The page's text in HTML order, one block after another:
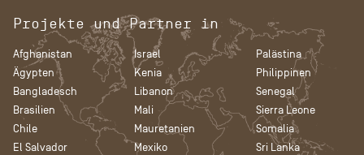
Projekte und Partner in
Afghanistan
Ägypten
Bangladesch
Brasilien
Chile
El Salvador
Israel
Kenia
Libanon
Mali
Mauretanien
Mexiko
Palästina
Philippinen
Senegal
Sierra Leone
Somalia
Sri Lanka